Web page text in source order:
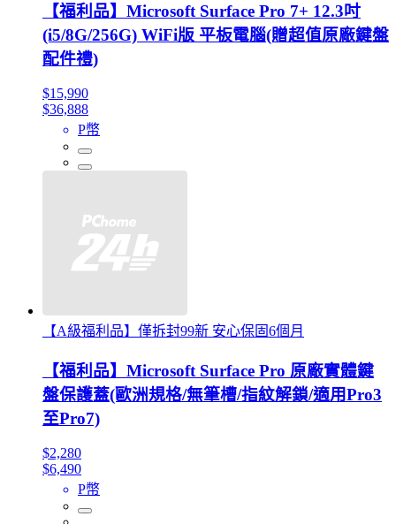
【福利品】Microsoft Surface Pro 7+ 12.3吋
(i5/8G/256G) WiFi版 平板電腦(贈超值原廠鍵盤
配件禮)
$15,990
$36,888
P幣
【A級福利品】僅拆封99新 安心保固6個月
【福利品】Microsoft Surface Pro 原廠實體鍵
盤保護蓋(歐洲規格/無筆槽/指紋解鎖/適用Pro3
至Pro7)
$2,280
$6,490
P幣